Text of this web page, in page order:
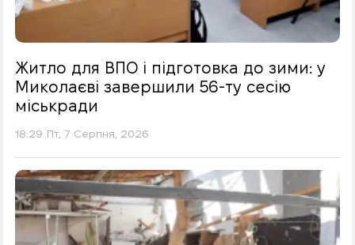
Житло для ВПО і підготовка до зими: у
Миколаєві завершили 56-ту сесію
міськради
18:29 Пт, 7 Серпня, 2026